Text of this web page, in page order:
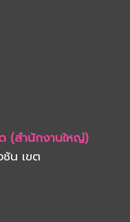
(สำนักงานใหญ่)
น เขต